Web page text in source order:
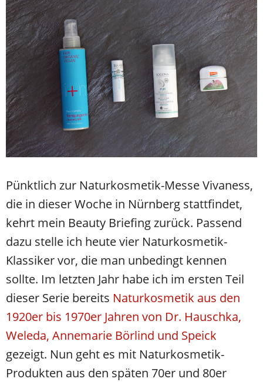
Pünktlich zur Naturkosmetik-Messe Vivaness,
die in dieser Woche in Nürnberg stattfindet,
kehrt mein Beauty Briefing zurück. Passend
dazu stelle ich heute vier Naturkosmetik-
Klassiker vor, die man unbedingt kennen
sollte. Im letzten Jahr habe ich im ersten Teil
dieser Serie bereits Naturkosmetik aus den
1920er bis 1970er Jahren von Dr. Hauschka,
Weleda, Annemarie Börlind und Speick
gezeigt. Nun geht es mit Naturkosmetik-
Produkten aus den späten 70er und 80er